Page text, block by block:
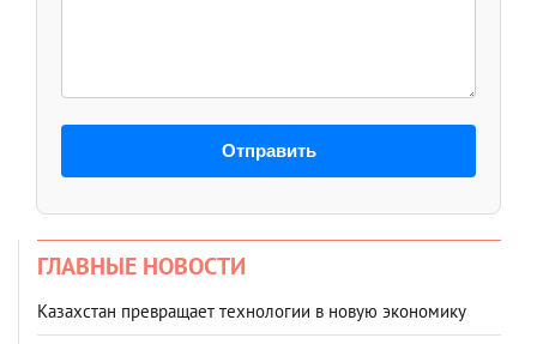
Отправить
ГЛАВНЫЕ НОВОСТИ
Казахстан превращает технологии в новую экономику